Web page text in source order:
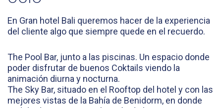
En Gran hotel Bali queremos hacer de la experiencia
del cliente algo que siempre quede en el recuerdo.
The Pool Bar, junto a las piscinas. Un espacio donde
poder disfrutar de buenos Coktails viendo la
animación diurna y nocturna.
The Sky Bar, situado en el Rooftop del hotel y con las
mejores vistas de la Bahía de Benidorm, en donde